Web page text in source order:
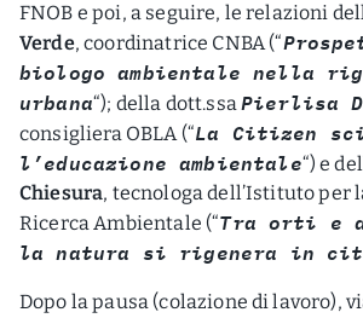
FNOB e poi, a seguire, le relazioni
Verde, coordinatrice CNBA (“
biologo ambientale nella
urbana“); della dott.ssaPierlisa
consigliera OBLA (“La Citizen
l’educazione ambientale“) e
Chiesura, tecnologa dell’Istituto per
Ricerca Ambientale (“Tra orti e
la natura si rigenera in
Dopo la pausa (colazione di lavoro),